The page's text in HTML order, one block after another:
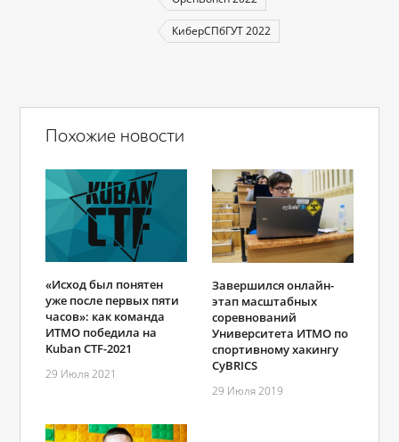
КиберСПбГУТ 2022
Похожие новости
«Исход был понятен
уже после первых пяти
часов»: как команда
ИТМО победила на
Kuban CTF-2021
29 Июля 2021
Завершился онлайн-
этап масштабных
соревнований
Университета ИТМО по
спортивному хакингу
CyBRICS
29 Июля 2019